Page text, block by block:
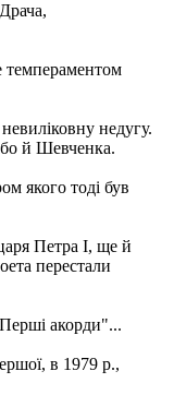
темпераментом
недугу.
й Шевченка.
якого тоді був
Петра I, ще й
перестали
акорди"...
в 1979 р.,